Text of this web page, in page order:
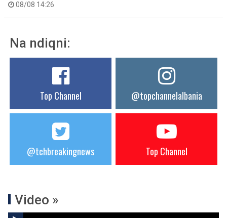
08/08 14:26
Na ndiqni:
Top Channel @topchannelalbania
@tchbreakingnews Top Channel
Video »